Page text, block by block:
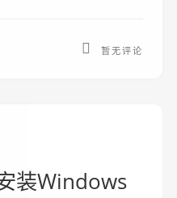
暂无评论
装Windows